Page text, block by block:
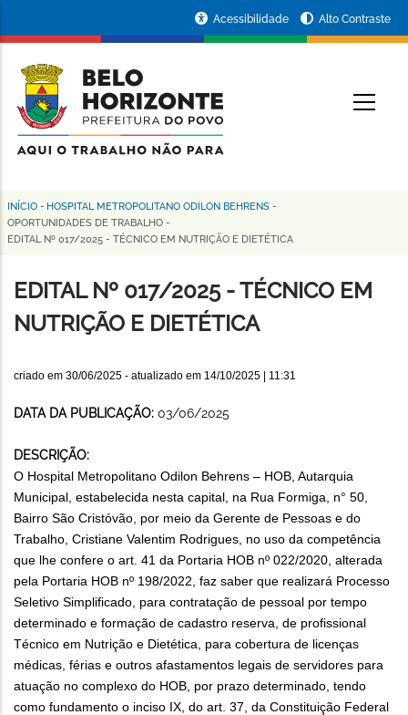
conteúdo
principal
da
Prefeitura
de
Horizonte
Acessibilidade Alto Contraste
Trilha
de
navegação
INÍCIO - HOSPITAL METROPOLITANO ODILON BEHRENS -
OPORTUNIDADES DE TRABALHO -
EDITAL Nº 017/2025 - TÉCNICO EM NUTRIÇÃO E DIETÉTICA
EDITAL Nº 017/2025 - TÉCNICO EM
NUTRIÇÃO E DIETÉTICA
criado em 30/06/2025 - atualizado em 14/10/2025 | 11:31
DATA DA PUBLICAÇÃO: 03/06/2025
DESCRIÇÃO:
O Hospital Metropolitano Odilon Behrens – HOB, Autarquia
Municipal, estabelecida nesta capital, na Rua Formiga, n° 50,
Bairro São Cristóvão, por meio da Gerente de Pessoas e do
Trabalho, Cristiane Valentim Rodrigues, no uso da competência
que lhe confere o art. 41 da Portaria HOB nº 022/2020, alterada
pela Portaria HOB nº 198/2022, faz saber que realizará Processo
Seletivo Simplificado, para contratação de pessoal por tempo
determinado e formação de cadastro reserva, de profissional
Técnico em Nutrição e Dietética, para cobertura de licenças
médicas, férias e outros afastamentos legais de servidores para
atuação no complexo do HOB, por prazo determinado, tendo
como fundamento o inciso IX, do art. 37, da Constituição Federal